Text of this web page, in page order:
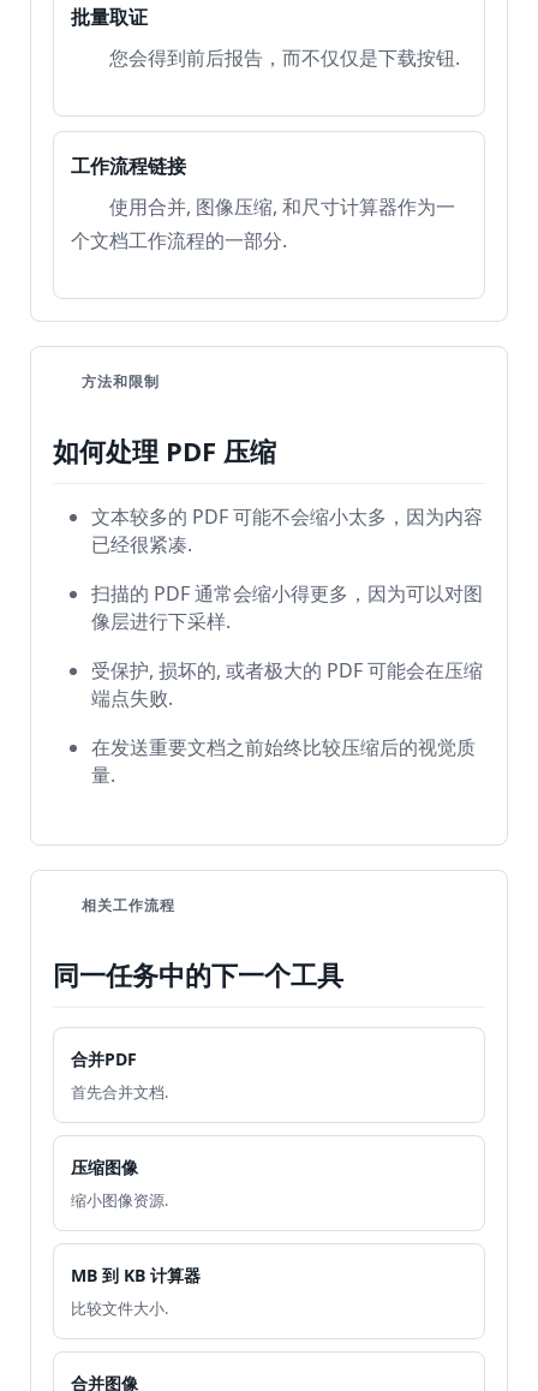
批量取证
您会得到前后报告，而不仅仅是下载按钮.
工作流程链接
使用合并, 图像压缩, 和尺寸计算器作为一
个文档工作流程的一部分.
方法和限制
如何处理 PDF 压缩
文本较多的 PDF 可能不会缩小太多，因为内容
已经很紧凑.
扫描的 PDF 通常会缩小得更多，因为可以对图
像层进行下采样.
受保护, 损坏的, 或者极大的 PDF 可能会在压缩
端点失败.
在发送重要文档之前始终比较压缩后的视觉质
量.
相关工作流程
同一任务中的下一个工具
合并PDF
首先合并文档.
压缩图像
缩小图像资源.
MB 到 KB 计算器
比较文件大小.
合并图像